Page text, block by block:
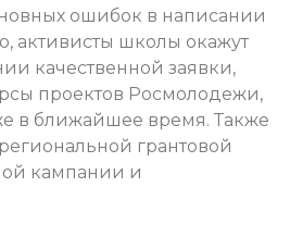
ошибок в написании
активисты школы окажут
качественной заявки,
проектов Росмолодежи,
в ближайшее время. Также
грантовой
кампании и